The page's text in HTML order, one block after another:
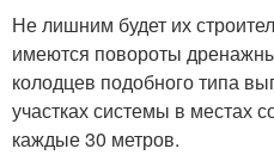
Не лишним будет их
имеются повороты
колодцев подобного типа
участках системы в местах
каждые 30 метров.